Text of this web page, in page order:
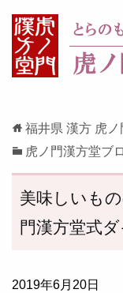
福井県 漢方 虎ノ
虎ノ門漢方堂ブ
美味しいも
門漢方堂式
2019年6月20日